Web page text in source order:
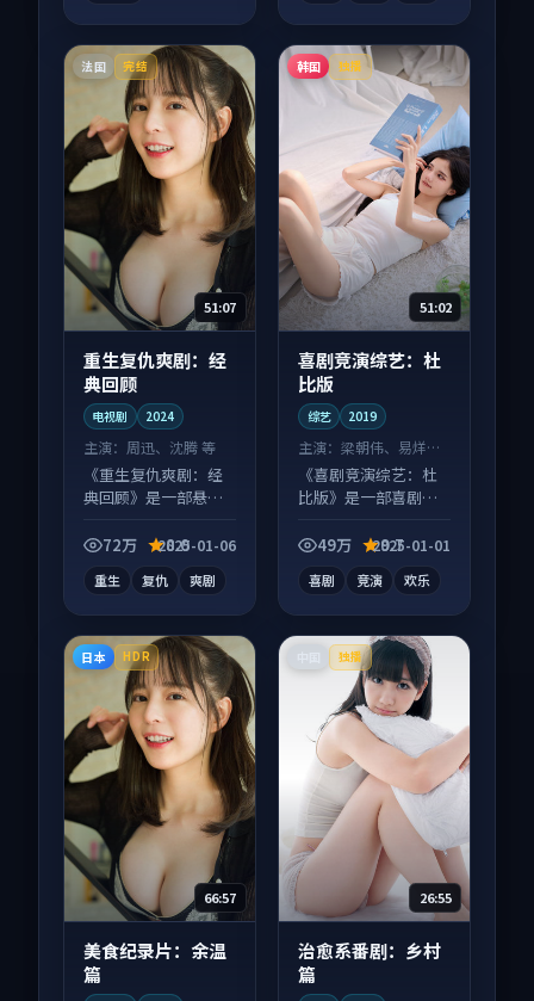
法国 完结
51:07
重生复仇爽剧：经
典回顾
电视剧 2024
主演： 周迅、沈腾 等
《重生复仇爽剧：经
典回顾》是一部悬疑
彩蛋别错过，字幕区
72万 8.0
2025-01-06
重生 复仇 爽剧
韩国 独播
51:02
喜剧竞演综艺：杜
比版
综艺 2019
主演：梁朝伟、易烊千
玺 等
《喜剧竞演综艺：杜
比版》是一部喜剧向
端观看，细节更丰
49万 9.7
2025-01-01
喜剧 竞演 欢乐
日本 HDR
66:57
美食纪录片：余温
篇
独播
26:55
治愈系番剧：乡村
篇